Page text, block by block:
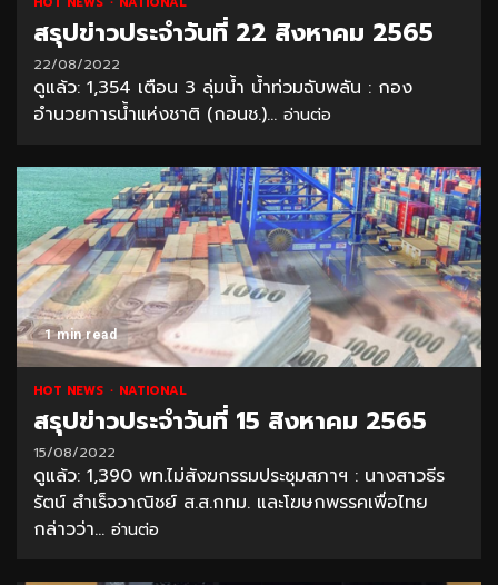
สรุปข่าวประจำวันที่ 22 สิงหาคม 2565
22/08/2022
ดูแล้ว: 1,354 เตือน 3 ลุ่มน้ำ น้ำท่วมฉับพลัน : กอง
อำนวยการน้ำแห่งชาติ (กอนช.)... อ่านต่อ
1 min read
HOT NEWS NATIONAL
สรุปข่าวประจำวันที่ 15 สิงหาคม 2565
15/08/2022
ดูแล้ว: 1,390 พท.ไม่สังฆกรรมประชุมสภาฯ : นางสาวธีร
รัตน์ สำเร็จวาณิชย์ ส.ส.กทม. และโฆษกพรรคเพื่อไทย
กล่าวว่า... อ่านต่อ